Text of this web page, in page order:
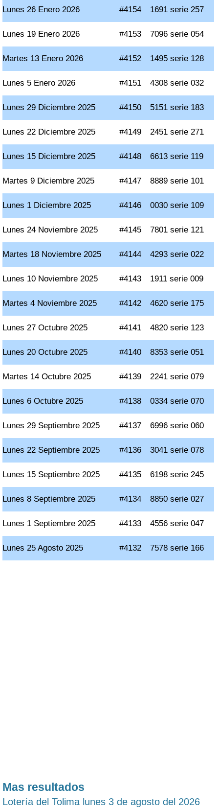
Lunes 26 Enero 2026 #4154 1691 serie 257
Lunes 19 Enero 2026 #4153 7096 serie 054
Martes 13 Enero 2026 #4152 1495 serie 128
Lunes 5 Enero 2026 #4151 4308 serie 032
Lunes 29 Diciembre 2025 #4150 5151 serie 183
Lunes 22 Diciembre 2025 #4149 2451 serie 271
Lunes 15 Diciembre 2025 #4148 6613 serie 119
Martes 9 Diciembre 2025 #4147 8889 serie 101
Lunes 1 Diciembre 2025 #4146 0030 serie 109
Lunes 24 Noviembre 2025 #4145 7801 serie 121
Martes 18 Noviembre 2025 #4144 4293 serie 022
Lunes 10 Noviembre 2025 #4143 1911 serie 009
Martes 4 Noviembre 2025 #4142 4620 serie 175
Lunes 27 Octubre 2025 #4141 4820 serie 123
Lunes 20 Octubre 2025 #4140 8353 serie 051
Martes 14 Octubre 2025 #4139 2241 serie 079
Lunes 6 Octubre 2025 #4138 0334 serie 070
Lunes 29 Septiembre 2025 #4137 6996 serie 060
Lunes 22 Septiembre 2025 #4136 3041 serie 078
Lunes 15 Septiembre 2025 #4135 6198 serie 245
Lunes 8 Septiembre 2025 #4134 8850 serie 027
Lunes 1 Septiembre 2025 #4133 4556 serie 047
Lunes 25 Agosto 2025 #4132 7578 serie 166
Mas resultados
Lotería del Tolima lunes 3 de agosto del 2026